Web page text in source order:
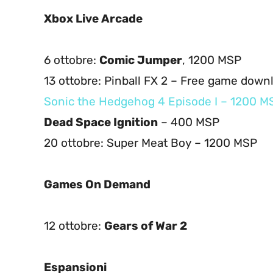
Xbox Live Arcade
6 ottobre: Comic Jumper, 1200 MSP
13 ottobre: Pinball FX 2 – Free game
Sonic the Hedgehog 4 Episode I – 1200
Dead Space Ignition – 400 MSP
20 ottobre: Super Meat Boy – 1200 MSP
Games On Demand
12 ottobre: Gears of War 2
Espansioni